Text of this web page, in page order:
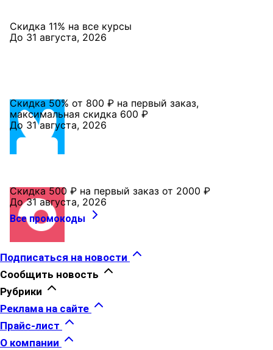
Скидка 11% на все курсы
До 31 августа, 2026
Скидка 50% от 800 ₽ на первый заказ,
максимальная скидка 600 ₽
До 31 августа, 2026
Скидка 500 ₽ на первый заказ от 2000 ₽
До 31 августа, 2026
Все промокоды
Подписаться на новости
Сообщить новость
Рубрики
Реклама на сайте
Прайс-лист
О компании